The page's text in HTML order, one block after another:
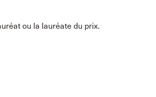
ou la lauréate du prix.